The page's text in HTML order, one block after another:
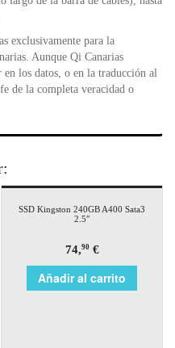
exclusivamente para la
Aunque Qi Canarias
los datos, o en la traducción al
de la completa veracidad o
SSD Kingston 240GB A400 Sata3
2.5″
74,90€
Añadir al carrito